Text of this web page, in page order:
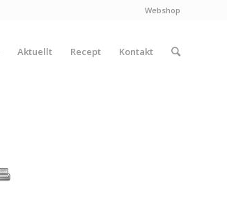
Webshop
Aktuellt Recept Kontakt